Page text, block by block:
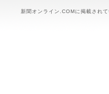
新聞オンライン.COMに掲載され